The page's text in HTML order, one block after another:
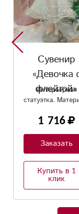
Ваза «Амур»
1 530
Заказать
Купить в 1
клик